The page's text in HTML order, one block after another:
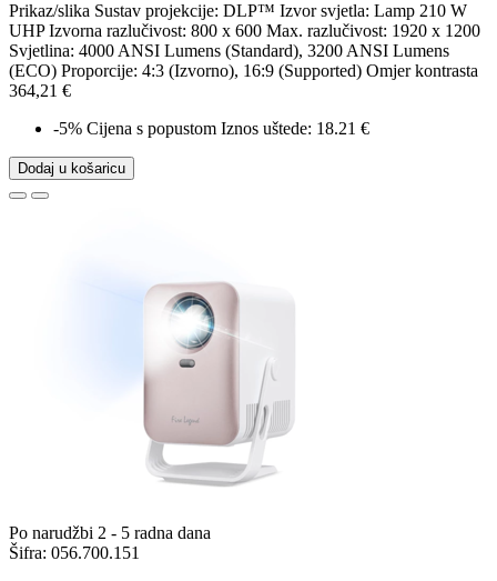
Prikaz/slika Sustav projekcije: DLP™ Izvor svjetla: Lamp 210 W
UHP Izvorna razlučivost: 800 x 600 Max. razlučivost: 1920 x 1200
Svjetlina: 4000 ANSI Lumens (Standard), 3200 ANSI Lumens
(ECO) Proporcije: 4:3 (Izvorno), 16:9 (Supported) Omjer kontrasta
364,21 €
-5% Cijena s popustom Iznos uštede: 18.21 €
Dodaj u košaricu
Po narudžbi 2 - 5 radna dana
Šifra: 056.700.151